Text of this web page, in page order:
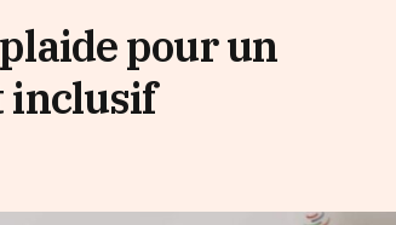
pour un
inclusif